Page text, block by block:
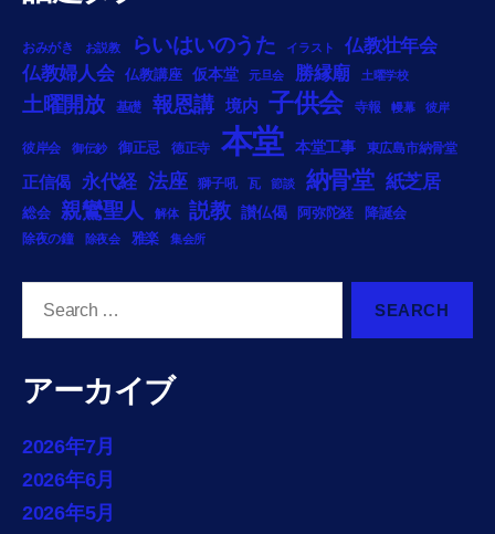
おみがき お説教 らいはいのうた イラスト
仏教壮年会
仏教婦人会
仏教講座 仮本堂 元旦会 勝縁廟 土曜学校
土曜開放 基礎 報恩講 境内 子供会 寺報 幔幕 彼岸
彼岸会 御伝鈔 御正忌 徳正寺 本堂 本堂工事 東広島市納骨堂
正信偈 永代経 法座 獅子吼 瓦 節談 納骨堂 紙芝居
総会 親鸞聖人 解体 説教 讃仏偈 阿弥陀経 降誕会
除夜の鐘 除夜会 雅楽 集会所
アーカイブ
2026年7月
2026年6月
2026年5月